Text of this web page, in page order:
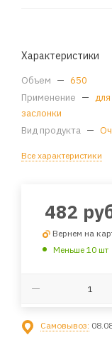
Характеристики
Объем — 650
Применение —
заслонки
Вид продукта —
Все характеристики
482
Вернем на
Меньше 10 шт
Самовывоз: